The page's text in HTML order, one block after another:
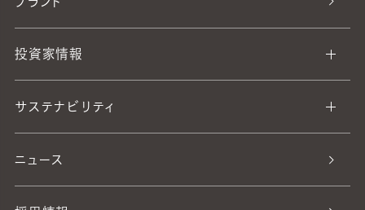
投資家情報
サステナビリティ
ニュース